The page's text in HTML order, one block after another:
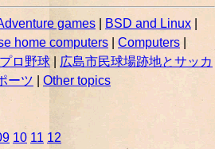
games BSD and Linux
home computers
Computers
ロ野球
広島市民球場跡地とサッカ
ーツ
Other topics
10 11 12